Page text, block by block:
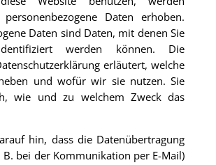
personenbezogene Daten erhoben.
Daten sind Daten, mit denen Sie
werden können. Die
erläutert, welche
und wofür wir sie nutzen. Sie
wie und zu welchem Zweck das
hin, dass die Datenübertragung
B. bei der Kommunikation per E-Mail)